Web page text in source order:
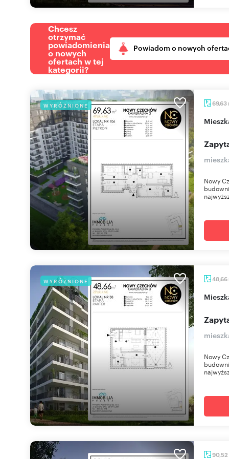
Chcesz
otrzymać
powiadomienia
o nowych
ofertach w tej
kategorii?
Powiadom o nowych
WYRÓŻNIONE 69,63
Nowy
WYRÓŻNIONE 48,66
Nowy
90,52